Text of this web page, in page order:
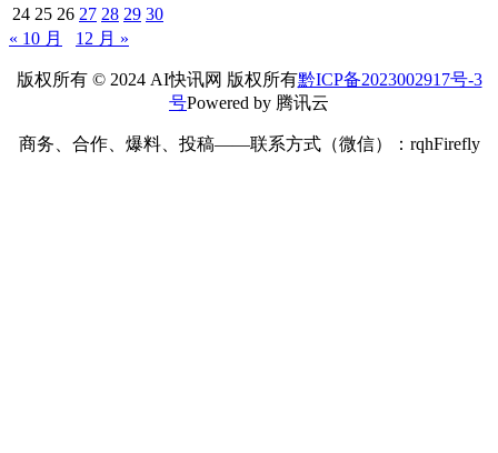
24 25 26 27 28 29 30
« 10 月
12 月 »
版权所有 © 2024 AI快讯网 版权所有黔ICP备2023002917号-3
号Powered by 腾讯云
商务、合作、爆料、投稿——联系方式（微信）：rqhFirefly